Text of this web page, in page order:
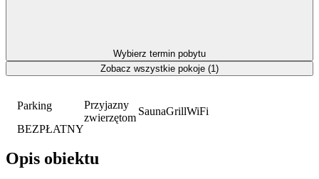
Parking
BEZPŁATNY
Przyjazny
zwierzętom
SaunaGrillWiFi
Opis obiektu
Wybierz termin pobytu
Zobacz wszystkie pokoje (1)